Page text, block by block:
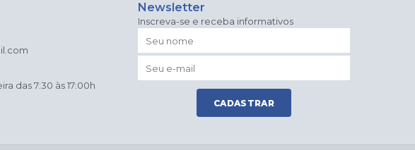
das 7:30 às 17:00h
Newsletter
Inscreva-se e receba informativos
CADASTRAR